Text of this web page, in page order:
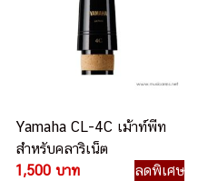
Yamaha CL-4C เม้าท์พีท
สำหรับคลาริเน็ต
1,500 บาท
ลดพิเศษ